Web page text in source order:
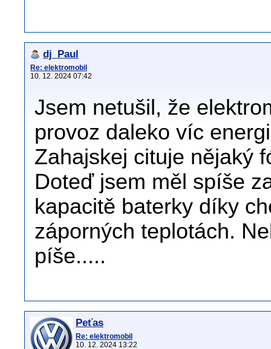
dj_Paul
Re: elektromobil
10. 12. 2024 07:42
Jsem netušil, že
provoz daleko víc
Zahajskej cituje nějaký
Doteď jsem měl spíše
kapacitě baterky díky
záporných teplotách.
píše.....
Peťas
Re: elektromobil
10. 12. 2024 13:22